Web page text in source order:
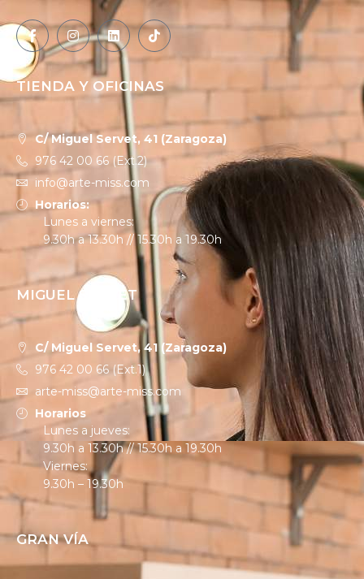
TIENDA Y OFICINAS
C/ Miguel Servet, 41 (Zaragoza)
976 42 00 66 (Ext.2)
info@arte-miss.com
Horarios:
Lunes a viernes:
9.30h a 13.30h // 15.30h a 19.30h
MIGUEL SERVET
C/ Miguel Servet, 41 (Zaragoza)
976 42 00 66 (Ext.1)
arte-miss@arte-miss.com
Horarios
Lunes a jueves:
9.30h a 13.30h // 15.30h a 19.30h
Viernes:
9.30h – 19.30h
GRAN VÍA